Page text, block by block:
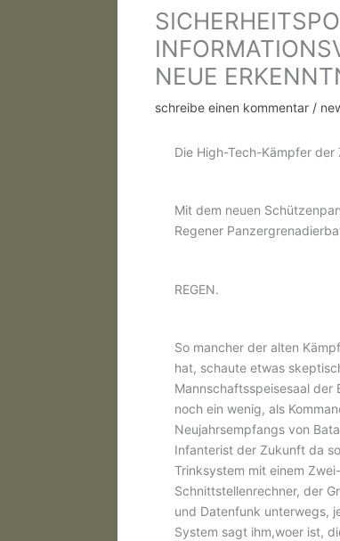
NEUE
schreibe einen kommentar /
Die High-Tech-Kämpfer der
Mit dem neuen
Regener
REGEN.
So mancher der alten
hat, schaute etwas
Mannschaftsspeisesaal der
noch ein wenig, als
Neujahrsempfangs von
Infanterist der Zukunft da
Trinksystem mit einem
Schnittstellenrechner, der
und Datenfunk unterwegs,
System sagt ihm,woer ist,